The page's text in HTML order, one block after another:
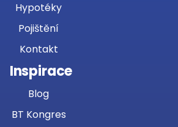
Hypotéky
Pojištění
Kontakt
Inspirace
Blog
BT Kongres